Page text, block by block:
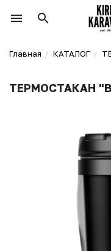
Главная КАТАЛОГ
ТЕРМОСТАКАН